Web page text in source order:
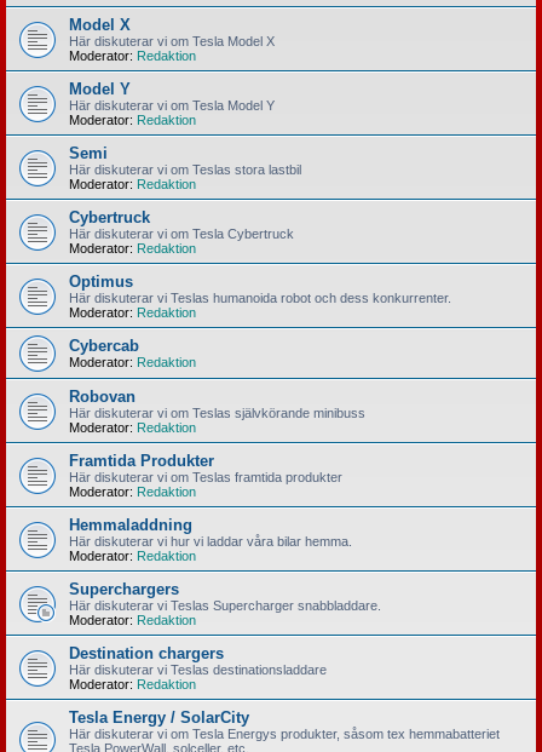
Model X
Här diskuterar vi om Tesla Model X
Moderator: Redaktion
Model Y
Här diskuterar vi om Tesla Model Y
Moderator: Redaktion
Semi
Här diskuterar vi om Teslas stora lastbil
Moderator: Redaktion
Cybertruck
Här diskuterar vi om Tesla Cybertruck
Moderator: Redaktion
Optimus
Här diskuterar vi Teslas humanoida robot och dess konkurrenter.
Moderator: Redaktion
Cybercab
Moderator: Redaktion
Robovan
Här diskuterar vi om Teslas självkörande minibuss
Moderator: Redaktion
Framtida Produkter
Här diskuterar vi om Teslas framtida produkter
Moderator: Redaktion
Hemmaladdning
Här diskuterar vi hur vi laddar våra bilar hemma.
Moderator: Redaktion
Superchargers
Här diskuterar vi Teslas Supercharger snabbladdare.
Moderator: Redaktion
Destination chargers
Här diskuterar vi Teslas destinationsladdare
Moderator: Redaktion
Tesla Energy / SolarCity
Här diskuterar vi om Tesla Energys produkter, såsom tex hemmabatteriet
Tesla PowerWall, solceller, etc.